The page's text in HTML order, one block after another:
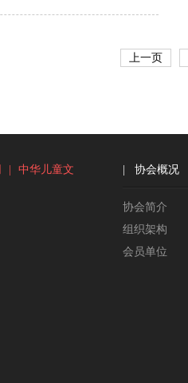
上一页
中华儿童文
协会概况
协会简介
组织架构
会员单位